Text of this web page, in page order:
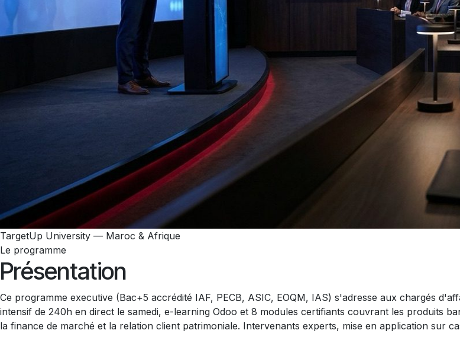
TargetUp University — Maroc & Afrique
Le programme
Présentation
Ce programme executive (Bac+5 accrédité IAF, PECB, ASIC, EOQM, IAS) s'adresse aux chargés
intensif de 240h en direct le samedi, e-learning Odoo et 8 modules certifiants couvrant les produits
la finance de marché et la relation client patrimoniale. Intervenants experts, mise en application sur